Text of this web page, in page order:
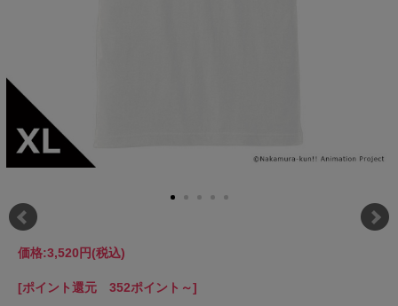
価格:3,520円(税込)
[ポイント還元 352ポイント～]